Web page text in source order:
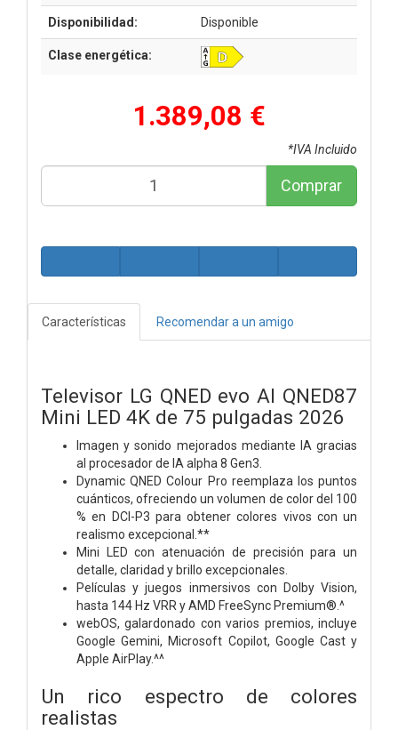
Disponibilidad: Disponible
Clase energética:
1.389,08 €
*IVA Incluido
Comprar
Características Recomendar a un amigo
Televisor LG QNED evo AI QNED87
Mini LED 4K de 75 pulgadas 2026
Imagen y sonido mejorados mediante IA gracias
al procesador de IA alpha 8 Gen3.
Dynamic QNED Colour Pro reemplaza los puntos
cuánticos, ofreciendo un volumen de color del 100
% en DCI-P3 para obtener colores vivos con un
realismo excepcional.**
Mini LED con atenuación de precisión para un
detalle, claridad y brillo excepcionales.
Películas y juegos inmersivos con Dolby Vision,
hasta 144 Hz VRR y AMD FreeSync Premium®.^
webOS, galardonado con varios premios, incluye
Google Gemini, Microsoft Copilot, Google Cast y
Apple AirPlay.^^
Un rico espectro de colores
realistas